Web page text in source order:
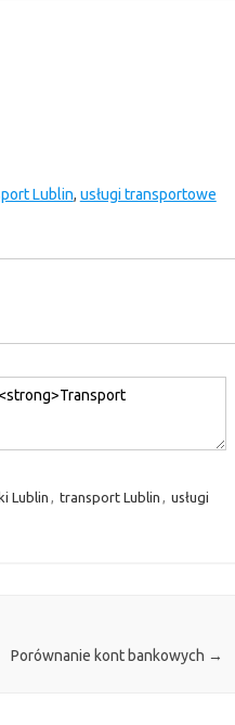
Lublin, usługi transportowe
Lublin , transport Lublin , usługi
Porównanie kont bankowych →